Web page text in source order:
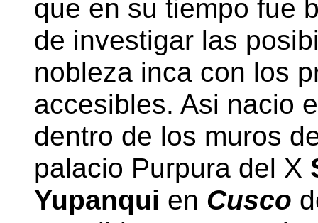
que en su tiempo fue
de investigar las
nobleza inca con los
accesibles. Asi nacio
dentro de los muros
palacio Purpura del X
Yupanqui en Cusco